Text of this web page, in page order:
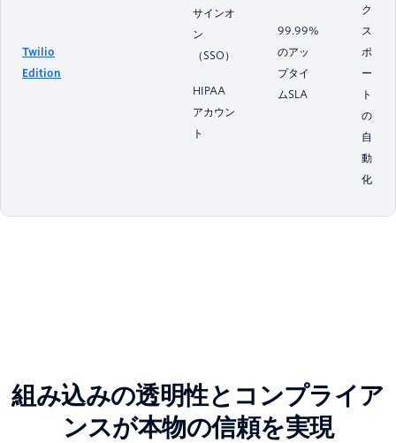
Twilio
Edition
サインオ
ン
（SSO）
HIPAA
アカウン
ト
99.99%
のアッ
プタイ
ムSLA
ク
ス
ポ
ー
ト
の
自
動
化
組み込みの透明性とコンプライア
ンスが本物の信頼を実現